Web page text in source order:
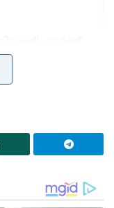
മാറുന്നു, ഇന്ത്യ
ജനറൽ
മന്ത്രാലയം,